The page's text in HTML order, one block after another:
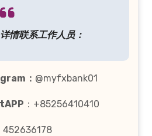
详情联系工作人员：
： @myfxbank01
：+85256410410
452636178